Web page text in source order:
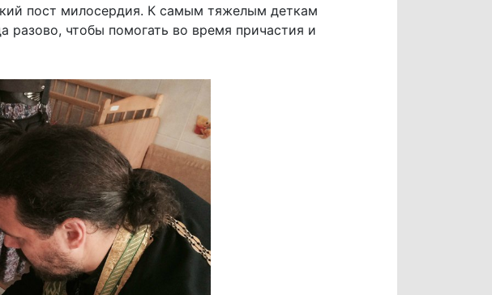
пост милосердия. К самым тяжелым деткам
разово, чтобы помогать во время причастия и